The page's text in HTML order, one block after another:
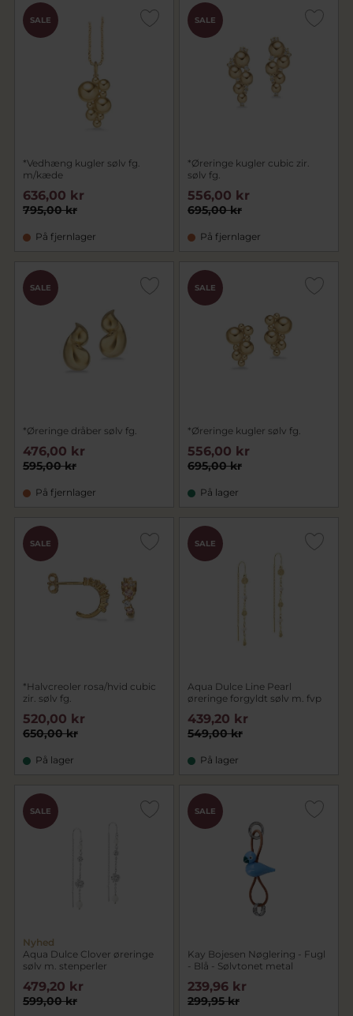
SALE
*Vedhæng kugler sølv fg.
m/kæde
795,00 kr
636,00 kr
På fjernlager
SALE
*Øreringe kugler cubic zir.
sølv fg.
695,00 kr
556,00 kr
På fjernlager
SALE
*Øreringe dråber sølv fg.
595,00 kr
476,00 kr
På fjernlager
SALE
*Øreringe kugler sølv fg.
695,00 kr
556,00 kr
På lager
SALE
*Halvcreoler rosa/hvid cubic
zir. sølv fg.
650,00 kr
520,00 kr
På lager
SALE
Aqua Dulce Line Pearl
øreringe forgyldt sølv m. fvp
549,00 kr
439,20 kr
På lager
SALE
Nyhed
Aqua Dulce Clover øreringe
sølv m. stenperler
599,00 kr
479,20 kr
SALE
Kay Bojesen Nøglering - Fugl
- Blå - Sølvtonet metal
299,95 kr
239,96 kr